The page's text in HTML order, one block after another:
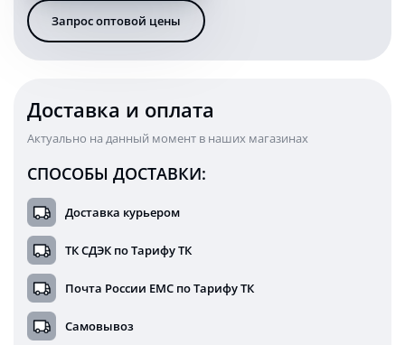
Вольт
белый/
желтый/
Запрос оптовой цены
Доставка и оплата
Актуально на данный момент в наших магазинах
СПОСОБЫ ДОСТАВКИ:
Доставка курьером
ТК СДЭК по Тарифу ТК
Почта России ЕМС по Тарифу ТК
Самовывоз